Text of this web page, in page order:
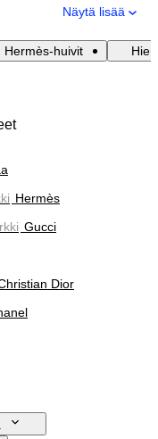
Näytä lisää
Hermès-huivit
Hermès
Gucci
Dior